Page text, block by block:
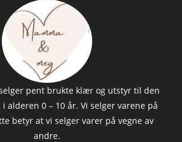
pent brukte klær og utstyr til den
alderen 0 – 10 år. Vi selger varene på
betyr at vi selger varer på vegne av
andre.